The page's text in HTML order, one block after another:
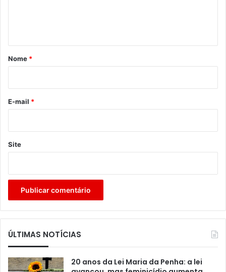
r
*
Nome *
E-mail *
Site
ÚLTIMAS NOTÍCIAS
20 anos da Lei Maria da Penha: a lei